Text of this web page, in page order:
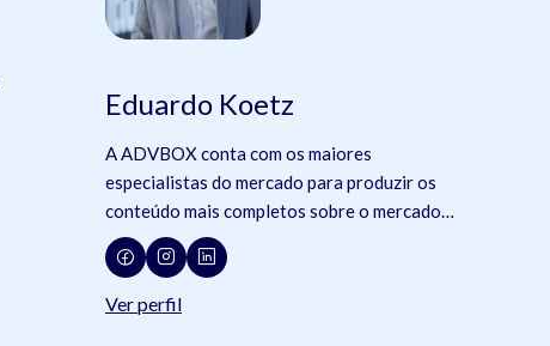
Eduardo Koetz
A ADVBOX conta com os maiores
especialistas do mercado para produzir os
conteúdo mais completos sobre o mercado
jurídico, tecnologia e advocacia.
Ver perfil